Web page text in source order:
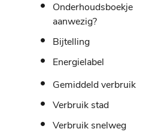
Onderhoudsboekje
aanwezig?
Bijtelling
Energielabel
Gemiddeld verbruik
Verbruik stad
Verbruik snelweg